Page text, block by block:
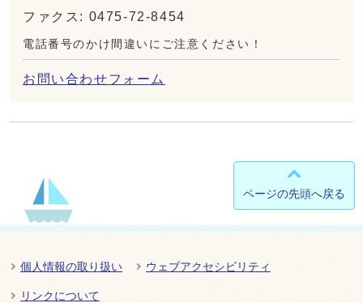
ファクス: 0475-72-8454
電話番号のかけ間違いにご注意ください！
お問い合わせフォーム
ページの先頭へ戻る
個人情報の取り扱い ウェブアクセシビリティ
リンクについて